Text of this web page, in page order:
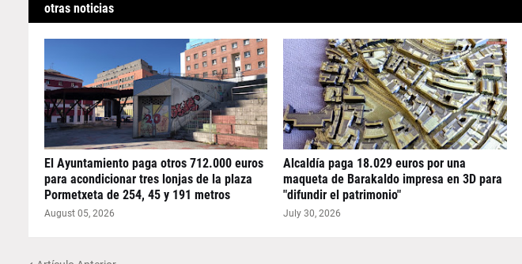
otras noticias
El Ayuntamiento paga otros 712.000 euros
para acondicionar tres lonjas de la plaza
Pormetxeta de 254, 45 y 191 metros
August 05, 2026
Alcaldía paga 18.029 euros por una
maqueta de Barakaldo impresa en 3D para
"difundir el patrimonio"
July 30, 2026